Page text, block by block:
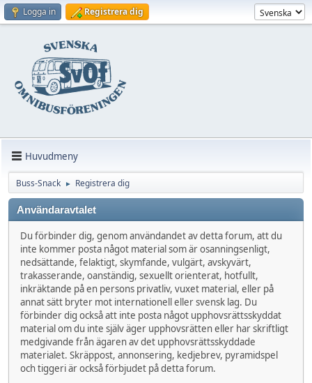
Logga in Registrera dig
Huvudmeny
Buss-Snack ► Registrera dig
Användaravtalet
Du förbinder dig, genom användandet av detta forum, att du
inte kommer posta något material som är osanningsenligt,
nedsättande, felaktigt, skymfande, vulgärt, avskyvärt,
trakasserande, oanständig, sexuellt orienterat, hotfullt,
inkräktande på en persons privatliv, vuxet material, eller på
annat sätt bryter mot internationell eller svensk lag. Du
förbinder dig också att inte posta något upphovsrättsskyddat
material om du inte själv äger upphovsrätten eller har skriftligt
medgivande från ägaren av det upphovsrättsskyddade
materialet. Skräppost, annonsering, kedjebrev, pyramidspel
och tiggeri är också förbjudet på detta forum.